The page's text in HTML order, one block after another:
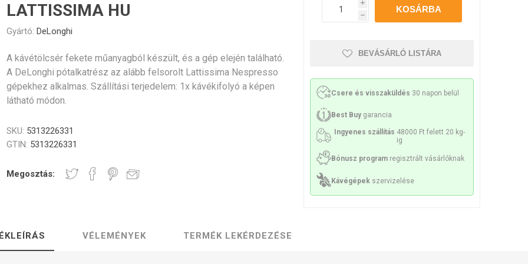
Kenőanyag
Fűtőelemek és spirálok
Csavarok és konzolok Érzékelők és biztosítékok
Professional
LATTISSIMA HU
Gyártó: DeLonghi
A kávétölcsér fekete műanyagból készült, és a gép elején található.
A DeLonghi pótalkatrész az alább felsorolt Lattissima Nespresso
gépekhez alkalmas. Szállítási terjedelem: 1x kávékifolyó a képen
látható módon.
SKU: 5313226331
GTIN: 5313226331
Megosztás:
i
h
BEVÁSÁRLÓ LISTÁRA
Csere és visszaküldés 30 napon belül
Best Buy garancia
Ingyenes szállítás 48000 Ft felett 20 kg-
ig
Bónusz program regisztrált vásárlóknak
Kávégépek szervizelése
VÉLEMÉNYEK TERMÉK LEKÉRDEZÉSE